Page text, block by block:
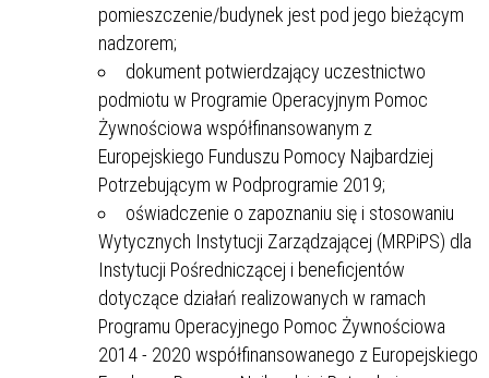
pomieszczenie/budynek jest pod jego bieżącym
nadzorem;
dokument potwierdzający uczestnictwo
podmiotu w Programie Operacyjnym Pomoc
Żywnościowa współfinansowanym z
Europejskiego Funduszu Pomocy Najbardziej
Potrzebującym w Podprogramie 2019;
oświadczenie o zapoznaniu się i stosowaniu
Wytycznych Instytucji Zarządzającej (MRPiPS) dla
Instytucji Pośredniczącej i beneficjentów
dotyczące działań realizowanych w ramach
Programu Operacyjnego Pomoc Żywnościowa
2014 - 2020 współfinansowanego z Europejskiego